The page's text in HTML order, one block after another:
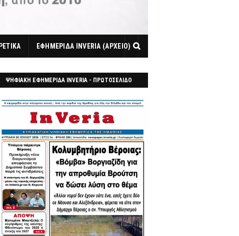
ΕΦΗΜΕΡΙΔΑ INVERIA (ΑΡΧΕΙΟ)
ΨΗΦΙΑΚΗ ΕΦΗΜΕΡΙΔΑ INVERIA - ΠΡΩΤΟΣΕΛΙΔΟ